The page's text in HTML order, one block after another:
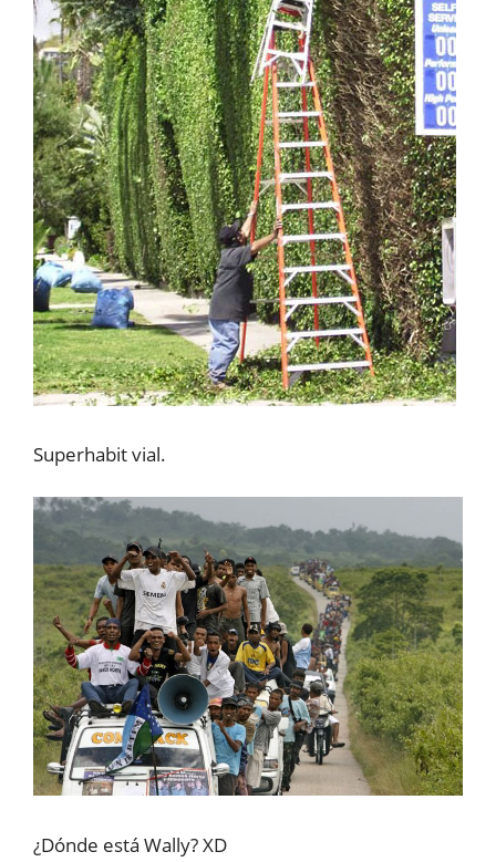
Superhabit vial.
¿Dónde está Wally? XD